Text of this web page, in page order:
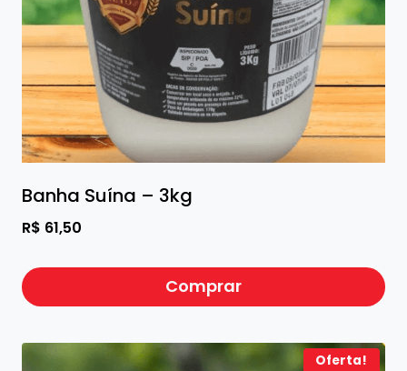
Banha Suína – 3kg
R$ 61,50
Comprar
Oferta!